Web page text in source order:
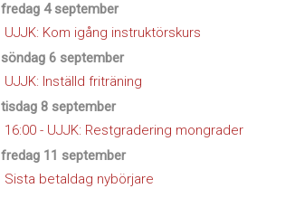
fredag 4 september
UJJK: Kom igång instruktörskurs
söndag 6 september
UJJK: Inställd friträning
tisdag 8 september
16:00 - UJJK: Restgradering mongrader
fredag 11 september
Sista betaldag nybörjare